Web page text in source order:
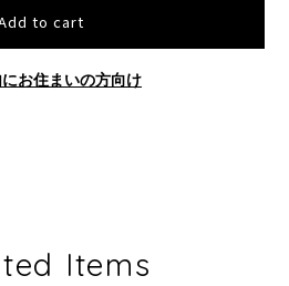
to cart
にお住まいの方向け
Items